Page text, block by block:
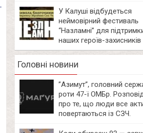
У Калуші відбудеться
неймовірний фестиваль
“Назламні” для
наших героїв-захисників
Головні новини
⁨”Азимут”, головний
роти 47-ї ОМБр.
про те, що люди все
повертаються із СЗЧ.